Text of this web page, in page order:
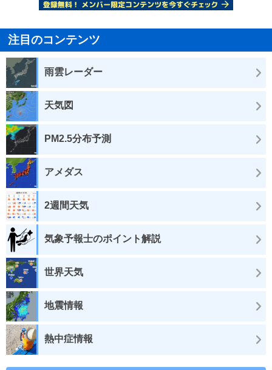
注目のコンテンツ
雨雲レーダー
天気図
PM2.5分布予測
アメダス
2週間天気
気象予報士のポイント解説
世界天気
地震情報
熱中症情報